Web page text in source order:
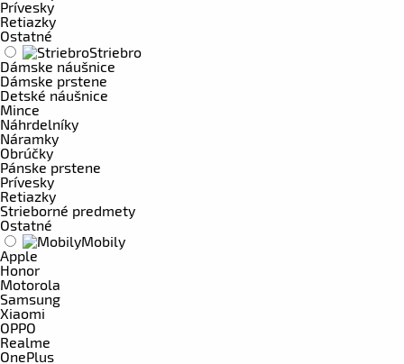
Prívesky
Retiazky
Ostatné
Striebro
Dámske náušnice
Dámske prstene
Detské náušnice
Mince
Náhrdelníky
Náramky
Obrúčky
Pánske prstene
Prívesky
Retiazky
Strieborné predmety
Ostatné
Mobily
Apple
Honor
Motorola
Samsung
Xiaomi
OPPO
Realme
OnePlus